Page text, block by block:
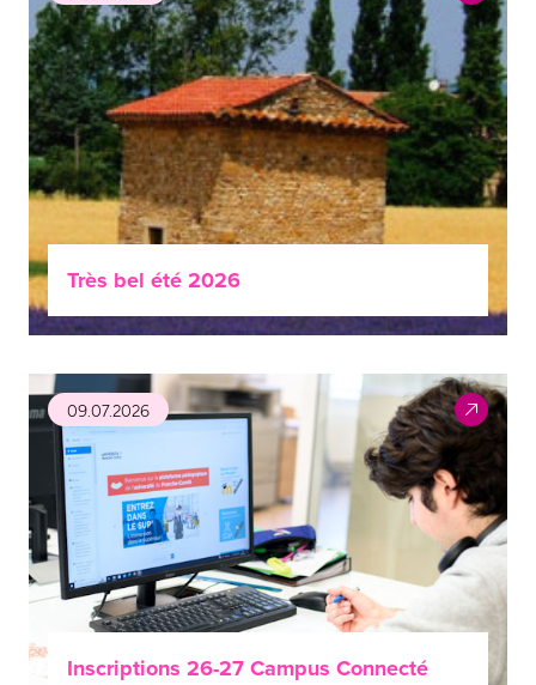
Très bel été 2026
09.07.2026
Inscriptions 26-27 Campus Connecté